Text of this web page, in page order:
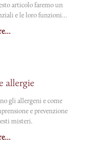
articolo faremo un
e le loro funzioni…
allergie
gli allergeni e come
e prevenzione
misteri.